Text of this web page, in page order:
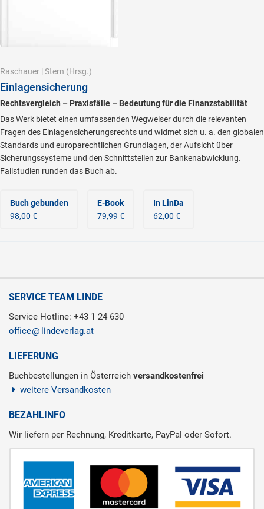
Raschauer | Stern (Hrsg.)
Einlagensicherung
Rechtsvergleich – Praxisfälle – Bedeutung für die Finanzstabilität
Das Werk bietet einen umfassenden Wegweiser durch die relevanten
Fragen des Einlagensicherungsrechts und widmet sich u. a. den globalen
Standards und europarechtlichen Grundlagen, der Aufsicht über
Sicherungssysteme und den Schnittstellen zur Bankenabwicklung.
Fallstudien runden das Buch ab.
Buch gebunden
98,00 €
E-Book
79,99 €
In LinDa
62,00 €
SERVICE TEAM LINDE
Service Hotline: +43 1 24 630
office
lindeverlag.at
LIEFERUNG
Buchbestellungen in Österreich versandkostenfrei
weitere Versandkosten
BEZAHLINFO
Wir liefern per Rechnung, Kreditkarte, PayPal oder Sofort.